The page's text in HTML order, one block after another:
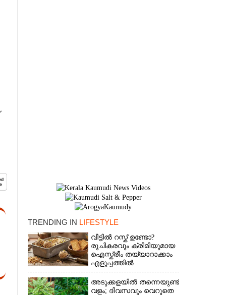
TRENDING IN LIFESTYLE
വീട്ടിൽ റസ്ക് ഉണ്ടോ?
രുചികരവും ക്രീമിയുമായ
ഐസ്ക്രീം തയ്യാറാക്കാം
എളുപ്പത്തിൽ
അടുക്കളയിൽ തന്നെയുണ്ട്
വളം; ദിവസവും വെറുതെ
×